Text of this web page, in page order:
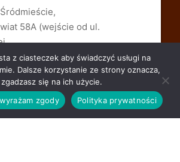
58A (wejście od ul.
Alfa-Lek szybko
dzielnicy Warszawy -
Bielany, Mokotów, Muranów,
Praga, Rembertów, Targówek,
Wawer, Wesoła, Wilanów,
z ciasteczek aby świadczyć usługi na
Dalsze korzystanie ze strony oznacza,
się na ich użycie.
zgody Polityka prywatności